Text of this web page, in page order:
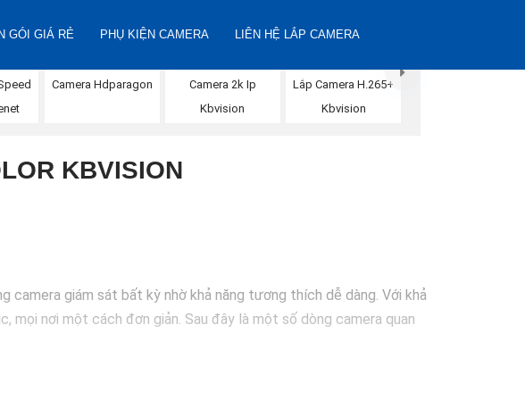
GÓI GIÁ RẺ PHỤ KIỆN CAMERA LIÊN HỆ LẮP CAMERA
Camera Hdparagon
Camera 2k Ip
Kbvision
Lắp Camera H.265+
Kbvision
KBVISION
camera giám sát bất kỳ nhờ khả năng tương thích dễ dàng. Với khả
mọi nơi một cách đơn giản. Sau đây là một số dòng camera quan